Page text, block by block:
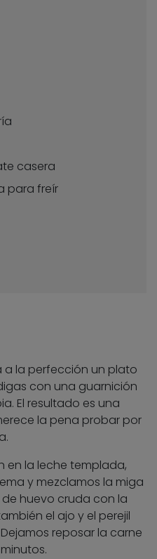
casera
para freír
a la perfección un plato
con una guarnición
El resultado es una
la pena probar por
en la leche templada,
y mezclamos la miga
huevo cruda con la
el ajo y el perejil
reposar la carne